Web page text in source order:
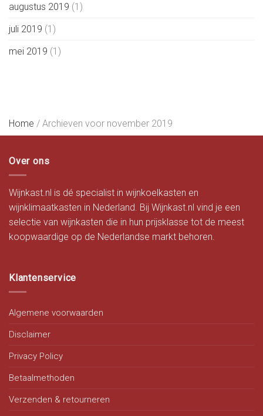
augustus 2019 (1)
juli 2019 (1)
mei 2019 (1)
Home / Archieven voor november 2019
Over ons
Wijnkast.nl is dé specialist in wijnkoelkasten en
wijnklimaatkasten in Nederland. Bij Wijnkast.nl vind je een
selectie van wijnkasten die in hun prijsklasse tot de meest
koopwaardige op de Nederlandse markt behoren.
Klantenservice
Algemene voorwaarden
Disclaimer
Privacy Policy
Betaalmethoden
Verzenden & retourneren